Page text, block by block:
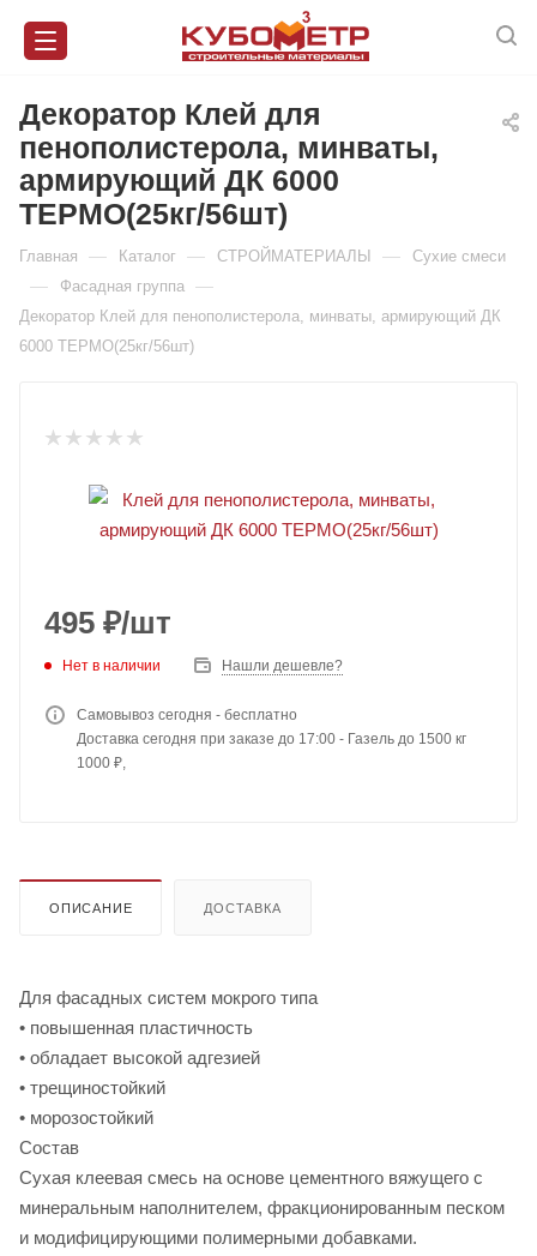
Декоратор Клей для
пенополистерола, минваты,
армирующий ДК 6000
ТЕРМО(25кг/56шт)
Главная — Каталог — СТРОЙМАТЕРИАЛЫ — Сухие смеси
— Фасадная группа —
Декоратор Клей для пенополистерола, минваты, армирующий ДК
6000 ТЕРМО(25кг/56шт)
495 ₽/шт
Нет в наличии Нашли дешевле?
Самовывоз сегодня - бесплатно
Доставка сегодня при заказе до 17:00 - Газель до 1500 кг
1000 ₽,
ОПИСАНИЕ ДОСТАВКА
Для фасадных систем мокрого типа
• повышенная пластичность
• обладает высокой адгезией
• трещиностойкий
• морозостойкий
Состав
Сухая клеевая смесь на основе цементного вяжущего с
минеральным наполнителем, фракционированным песком
и модифицирующими полимерными добавками.